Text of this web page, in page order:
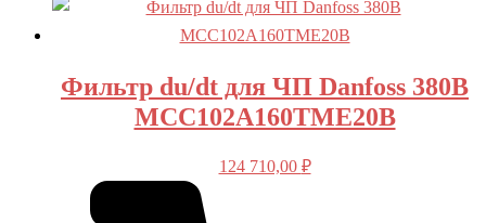
Фильтр du/dt для ЧП Danfoss 380В
MCC102A160TME20B
124 710,00 ₽